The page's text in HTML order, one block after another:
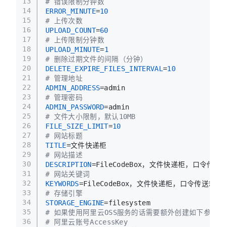
14
15
16
17
18
19
20
21
22
23
24
25
26
27
28
29
30
31
32
33
34
35
36
ERROR_MINUTE=10
# 上传次数
UPLOAD_COUNT=60
# 上传限制分钟数
UPLOAD_MINUTE=1
# 删除过期文件的间隔（分钟）
DELETE_EXPIRE_FILES_INTERVAL =10
# 管理地址
ADMIN_ADDRESS=admin
# 管理密码
ADMIN_PASSWORD=admin
# 文件大小限制，默认10MB
FILE_SIZE_LIMIT=10
# 网站标题
TITLE=文件快递柜
# 网站描述
DESCRIPTION=FileCodeBox，文件快递柜，口令传送
# 网站关键词
KEYWORDS=FileCodeBox，文件快递柜，口令传送箱，
# 存储引擎
STORAGE_ENGINE=filesystem
# 如果使用阿里云OSS服务的话需要额外创建如下参数：
# 阿里云账号AccessKey